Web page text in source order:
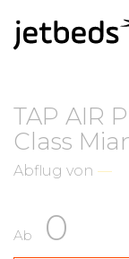
TAP AIR
Class
Abflug von —
Ab 0